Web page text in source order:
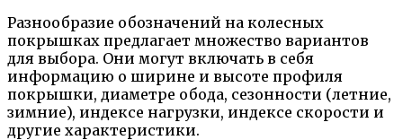
Разнообразие обозначений на колесных
покрышках предлагает множество вариантов
для выбора. Они могут включать в себя
информацию о ширине и высоте профиля
покрышки, диаметре обода, сезонности (летние,
зимние), индексе нагрузки, индексе скорости и
другие характеристики.